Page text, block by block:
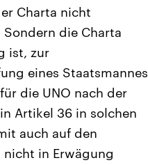
Charta nicht
die Charta
ist, zur
eines Staatsmannes
die UNO nach der
Artikel 36 in solchen
auch auf den
in Erwägung